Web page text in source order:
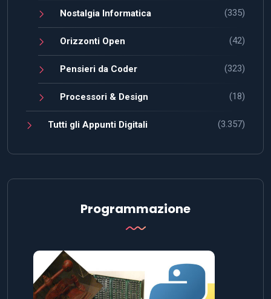
Nostalgia Informatica (335)
Orizzonti Open (42)
Pensieri da Coder (323)
Processori & Design (18)
Tutti gli Appunti Digitali (3.357)
Programmazione